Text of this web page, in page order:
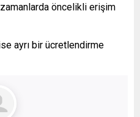
öncelikli erişim
ayrı bir ücretlendirme